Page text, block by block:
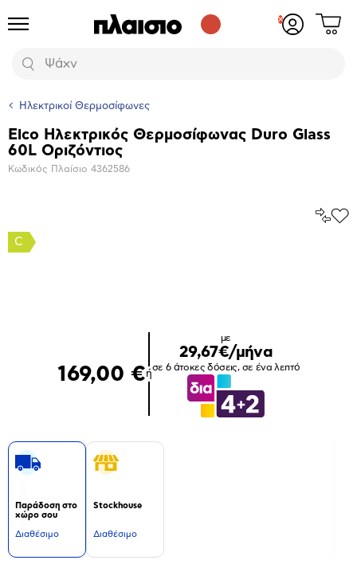
Προϊόντα
Αναζήτηση
Δες
Ηλεκτρικοί Θερμοσίφωνες
Βασικά
χαρακτηριστικά
Elco Ηλεκτρικός Θερμοσίφωνας Duro Glass
60L Οριζόντιος
Κωδικός Πλαίσιο 4362586
C
169,00 €ή
με
29,67€/μήνα
σε 6 άτοκες δόσεις, σε ένα λεπτό
Παράδοση στο
χώρο σου
Διαθέσιμο
Stockhouse
Διαθέσιμο